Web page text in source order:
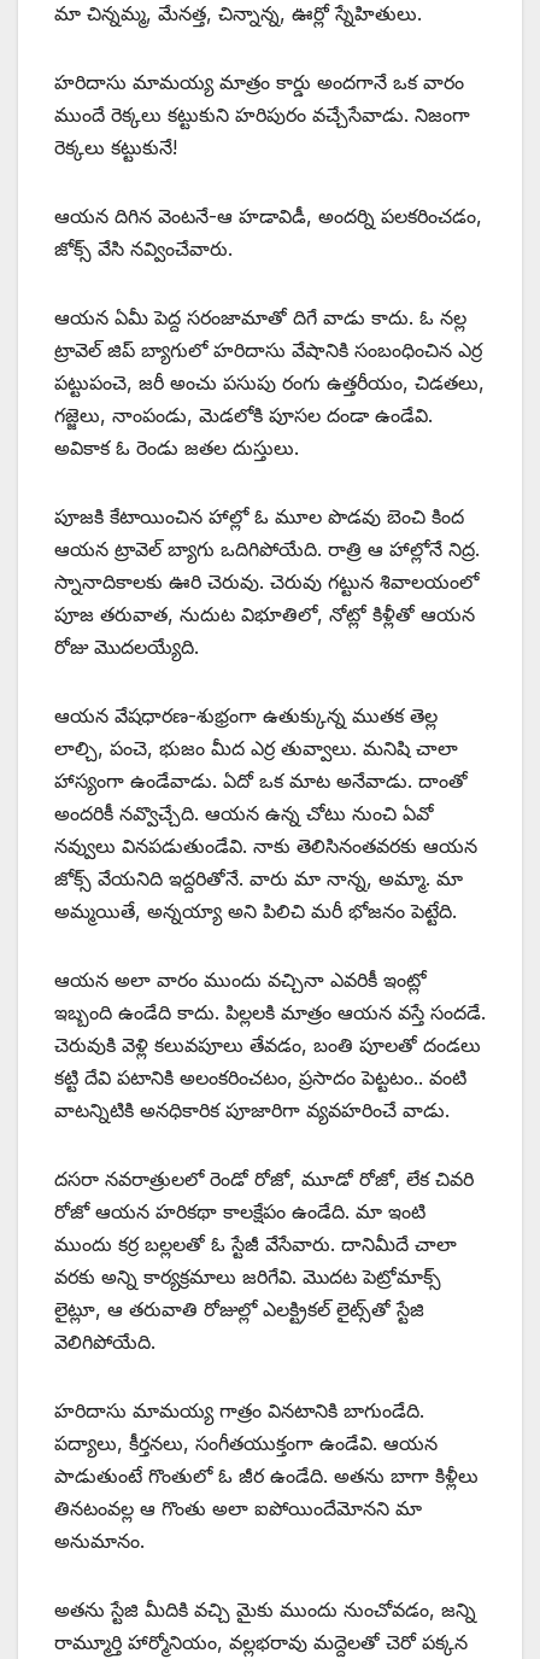
మా చిన్నమ్మ, మేనత్త, చిన్నాన్న, ఊర్లో స్నేహితులు.
హరిదాసు మామయ్య మాత్రం కార్డు అందగానే ఒక వారం
ముందే రెక్కలు కట్టుకుని హరిపురం వచ్చేసేవాడు. నిజంగా
రెక్కలు కట్టుకునే!
ఆయన దిగిన వెంటనే-ఆ హడావిడీ, అందర్ని పలకరించడం,
జోక్స్ ‌వేసి నవ్వించేవారు.
ఆయన ఏమీ పెద్ద సరంజామాతో దిగే వాడు కాదు. ఓ నల్ల
ట్రావెల్‌ ‌జిప్‌ ‌బ్యాగులో హరిదాసు వేషానికి సంబంధించిన ఎర్ర
పట్టుపంచె, జరీ అంచు పసుపు రంగు ఉత్తరీయం, చిడతలు,
గజ్జెలు, నాంపండు, మెడలోకి పూసల దండా ఉండేవి.
అవికాక ఓ రెండు జతల దుస్తులు.
పూజకి కేటాయించిన హాల్లో ఓ మూల పొడవు బెంచి కింద
ఆయన ట్రావెల్‌ ‌బ్యాగు ఒదిగిపోయేది. రాత్రి ఆ హాల్లోనే నిద్ర.
స్నానాదికాలకు ఊరి చెరువు. చెరువు గట్టున శివాలయంలో
పూజ తరువాత, నుదుట విభూతిలో, నోట్లో కిళ్లీతో ఆయన
రోజు మొదలయ్యేది.
ఆయన వేషధారణ-శుభ్రంగా ఉతుక్కున్న ముతక తెల్ల
లాల్చి, పంచె, భుజం మీద ఎర్ర తువ్వాలు. మనిషి చాలా
హాస్యంగా ఉండేవాడు. ఏదో ఒక మాట అనేవాడు. దాంతో
అందరికీ నవ్వొచ్చేది. ఆయన ఉన్న చోటు నుంచి ఏవో
నవ్వులు వినపడుతుండేవి. నాకు తెలిసినంతవరకు ఆయన
జోక్స్ ‌వేయనిది ఇద్దరితోనే. వారు మా నాన్న, అమ్మా. మా
అమ్మయితే, అన్నయ్యా అని పిలిచి మరీ భోజనం పెట్టేది.
ఆయన అలా వారం ముందు వచ్చినా ఎవరికీ ఇంట్లో
ఇబ్బంది ఉండేది కాదు. పిల్లలకి మాత్రం ఆయన వస్తే సందడే.
చెరువుకి వెళ్లి కలువపూలు తేవడం, బంతి పూలతో దండలు
కట్టి దేవి పటానికి అలంకరించటం, ప్రసాదం పెట్టటం.. వంటి
వాటన్నిటికి అనధికారిక పూజారిగా వ్యవహరించే వాడు.
దసరా నవరాత్రులలో రెండో రోజో, మూడో రోజో, లేక చివరి
రోజో ఆయన హరికథా కాలక్షేపం ఉండేది. మా ఇంటి
ముందు కర్ర బల్లలతో ఓ స్టేజీ వేసేవారు. దానిమీదే చాలా
వరకు అన్ని కార్యక్రమాలు జరిగేవి. మొదట పెట్రోమాక్స్
‌లైట్లూ, ఆ తరువాతి రోజుల్లో ఎలక్ట్రికల్‌ ‌లైట్స్‌తో స్టేజి
వెలిగిపోయేది.
హరిదాసు మామయ్య గాత్రం వినటానికి బాగుండేది.
పద్యాలు, కీర్తనలు, సంగీతయుక్తంగా ఉండేవి. ఆయన
పాడుతుంటే గొంతులో ఓ జీర ఉండేది. అతను బాగా కిళ్లీలు
తినటంవల్ల ఆ గొంతు అలా ఐపోయిందేమోనని మా
అనుమానం.
అతను స్టేజి మీదికి వచ్చి మైకు ముందు నుంచోవడం, జన్ని
రామ్మూర్తి హార్మోనియం, వల్లభరావు మద్దెలతో చెరో పక్కన